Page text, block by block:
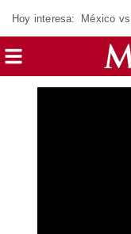
Hoy interesa: México